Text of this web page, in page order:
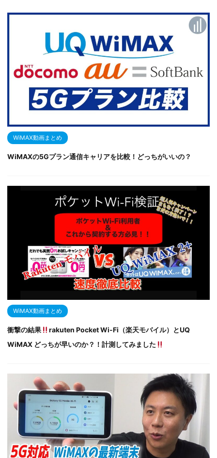
WiMAX動画まとめ
WiMAXの5Gプラン通信キャリアを比較！どっちがいいの？
WiMAX動画まとめ
衝撃の結果
rakuten Pocket Wi-Fi（楽天モバイル）とUQ
WiMAX どっちが早いのか？！計測してみました